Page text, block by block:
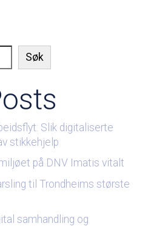
Søk
Slik digitaliserte
stikkehjelp
på DNV Imatis vitalt
til Trondheims største
samhandling og